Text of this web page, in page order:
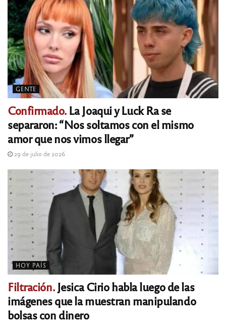
GENTE
Confirmado.La Joaqui y Luck Ra se
separaron: “Nos soltamos con el mismo
amor que nos vimos llegar”
29 de julio de 2026
HOY PAÍS
Filtración.Jesica Cirio habla luego de las
imágenes que la muestran manipulando
bolsas con dinero